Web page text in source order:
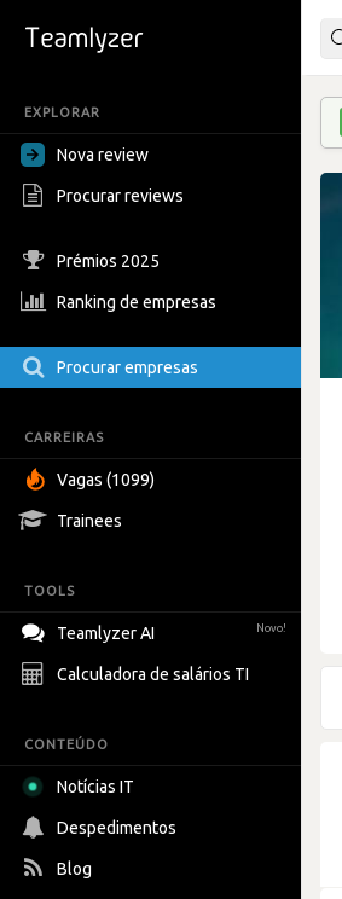
EXPLORAR
Nova review
Procurar reviews
Prémios 2025
Ranking de empresas
Procurar empresas
CARREIRAS
Vagas (1099)
Trainees
TOOLS
Teamlyzer AI Novo!
Calculadora de salários TI
CONTEÚDO
Notícias IT
Despedimentos
Blog